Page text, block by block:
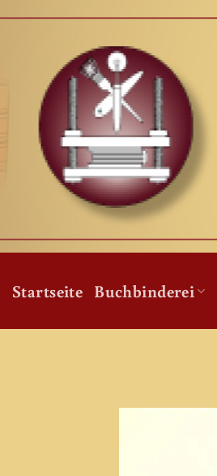
Startseite Buchbinderei